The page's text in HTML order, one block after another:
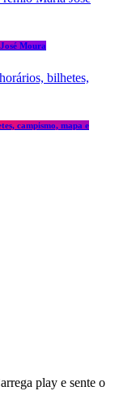
Moura
campismo, mapa e
play e sente o